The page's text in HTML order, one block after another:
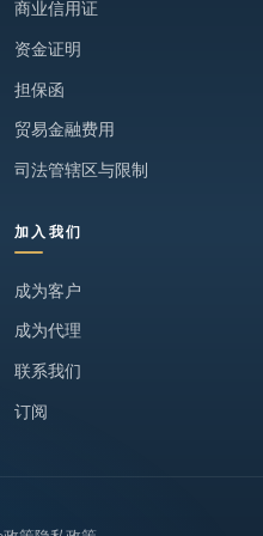
商业信用证
资金证明
担保函
贸易金融费用
司法管辖区与限制
加入我们
成为客户
成为代理
联系我们
订阅